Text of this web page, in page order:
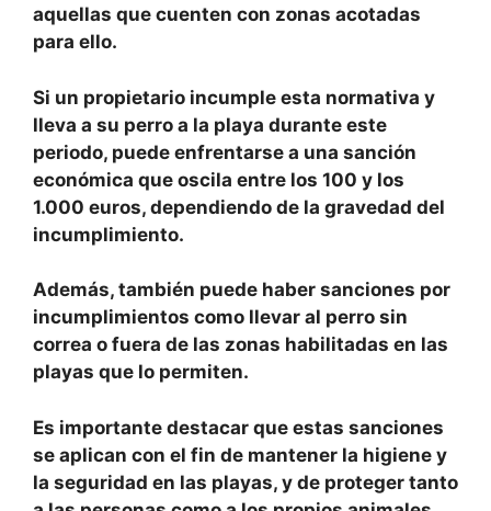
aquellas que cuenten con zonas acotadas
para ello.
Si un propietario incumple esta normativa y
lleva a su perro a la playa durante este
periodo, puede enfrentarse a una sanción
económica que oscila entre los 100 y los
1.000 euros, dependiendo de la gravedad del
incumplimiento.
Además, también puede haber sanciones por
incumplimientos como llevar al perro sin
correa o fuera de las zonas habilitadas en las
playas que lo permiten.
Es importante destacar que estas sanciones
se aplican con el fin de mantener la higiene y
la seguridad en las playas, y de proteger tanto